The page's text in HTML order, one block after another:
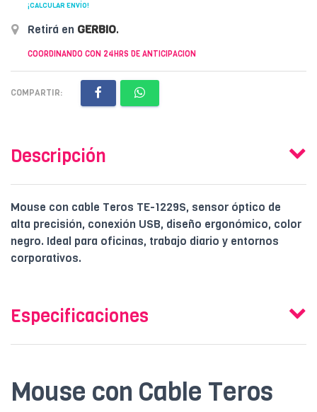
¡CALCULAR ENVÍO!
Retirá en GERBIO.
COORDINANDO CON 24HRS DE ANTICIPACION
COMPARTIR:
Descripción
Mouse con cable Teros TE-1229S, sensor óptico de
alta precisión, conexión USB, diseño ergonómico, color
negro. Ideal para oficinas, trabajo diario y entornos
corporativos.
Especificaciones
Mouse con Cable Teros